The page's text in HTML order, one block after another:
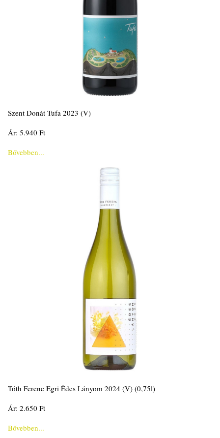
Szent Donát Tufa 2023 (V)
Ár: 5.940 Ft
Bővebben...
Tóth Ferenc Egri Édes Lányom 2024 (V) (0,75l)
Ár: 2.650 Ft
Bővebben...